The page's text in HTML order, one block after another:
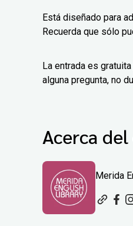
Está diseñado para
Recuerda que sólo
La entrada es
alguna pregunta, no
Acerca
Merida